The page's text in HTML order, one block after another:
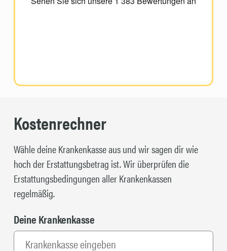
Kostenrechner
Wähle deine Krankenkasse aus und wir sagen dir wie
hoch der Erstattungsbetrag ist. Wir überprüfen die
Erstattungsbedingungen aller Krankenkassen
regelmäßig.
Deine Krankenkasse